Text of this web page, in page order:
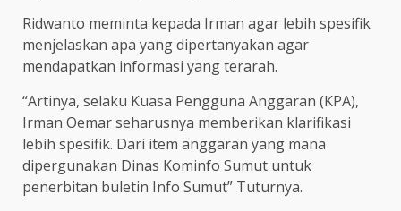
Ridwanto meminta kepada Irman agar lebih spesifik
menjelaskan apa yang dipertanyakan agar
mendapatkan informasi yang terarah.
“Artinya, selaku Kuasa Pengguna Anggaran (KPA),
Irman Oemar seharusnya memberikan klarifikasi
lebih spesifik. Dari item anggaran yang mana
dipergunakan Dinas Kominfo Sumut untuk
penerbitan buletin Info Sumut” Tuturnya.